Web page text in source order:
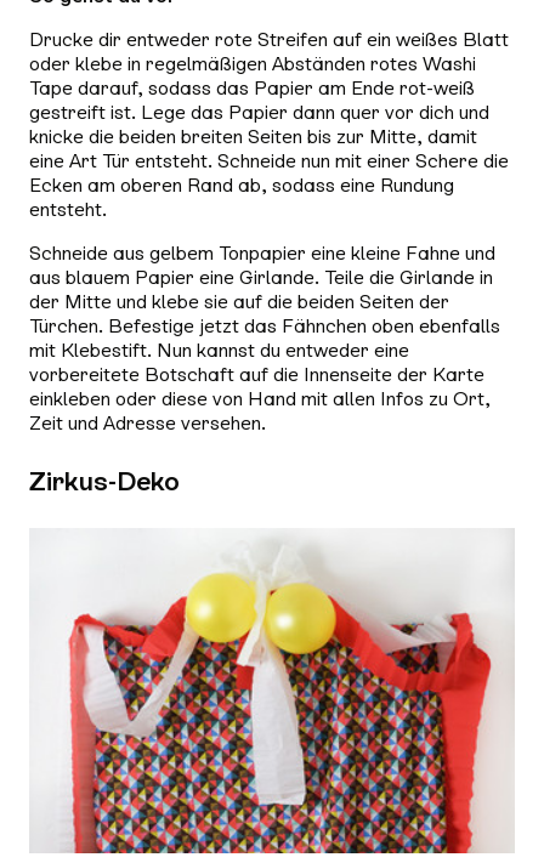
Drucke dir entweder rote Streifen auf ein weißes Blatt
oder klebe in regelmäßigen Abständen rotes Washi
Tape darauf, sodass das Papier am Ende rot-weiß
gestreift ist. Lege das Papier dann quer vor dich und
knicke die beiden breiten Seiten bis zur Mitte, damit
eine Art Tür entsteht. Schneide nun mit einer Schere die
Ecken am oberen Rand ab, sodass eine Rundung
entsteht.
Schneide aus gelbem Tonpapier eine kleine Fahne und
aus blauem Papier eine Girlande. Teile die Girlande in
der Mitte und klebe sie auf die beiden Seiten der
Türchen. Befestige jetzt das Fähnchen oben ebenfalls
mit Klebestift. Nun kannst du entweder eine
vorbereitete Botschaft auf die Innenseite der Karte
einkleben oder diese von Hand mit allen Infos zu Ort,
Zeit und Adresse versehen.
Zirkus-Deko